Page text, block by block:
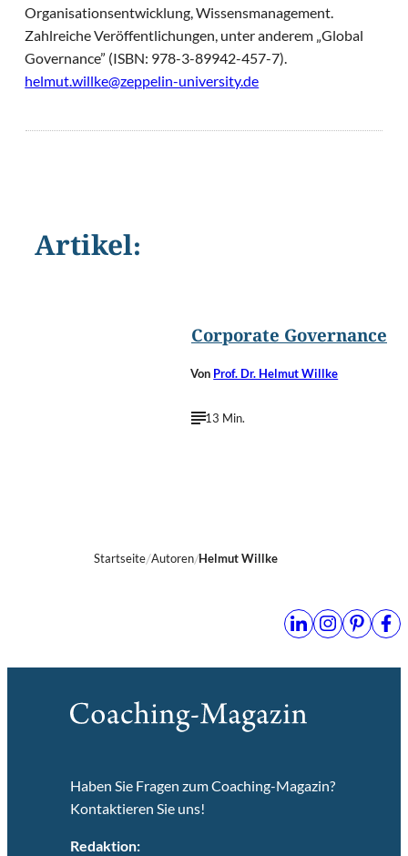
Organisationsentwicklung, Wissensmanagement.
Zahlreiche Veröffentlichungen, unter anderem „Global
Governance” (ISBN: 978-3-89942-457-7).
helmut.willke@zeppelin-university.de
Artikel:
Corporate Governance
Von Prof. Dr. Helmut Willke
13 Min.
Startseite Autoren Helmut Willke
Haben Sie Fragen zum Coaching-Magazin?
Kontaktieren Sie uns!
Redaktion: